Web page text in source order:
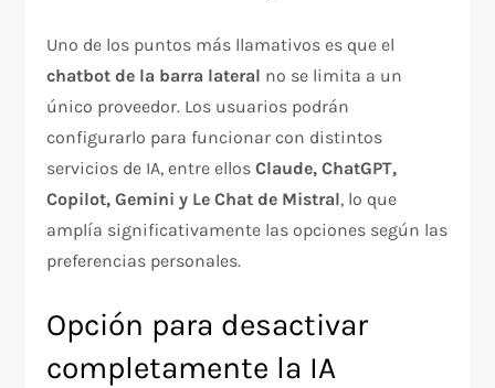
Uno de los puntos más llamativos es que el
chatbot de la barra lateral no se limita a un
único proveedor. Los usuarios podrán
configurarlo para funcionar con distintos
servicios de IA, entre ellosClaude, ChatGPT,
Copilot, Gemini y Le Chat de Mistral, lo que
amplía significativamente las opciones según las
preferencias personales.
Opción para desactivar
completamente la IA